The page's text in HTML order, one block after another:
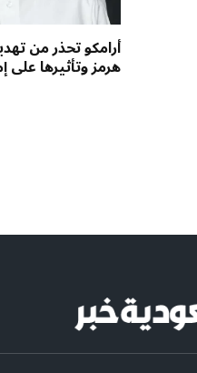
أرامكو تحذر من
هرمز وتأثيرها على